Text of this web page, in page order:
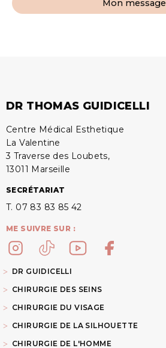
Mon message
DR THOMAS GUIDICELLI
Centre Médical Esthetique
La Valentine
3 Traverse des Loubets,
13011 Marseille
SECRÉTARIAT
T. 07 83 83 85 42
ME SUIVRE SUR :
DR GUIDICELLI
CHIRURGIE DES SEINS
CHIRURGIE DU VISAGE
CHIRURGIE DE LA SILHOUETTE
CHIRURGIE DE L'HOMME